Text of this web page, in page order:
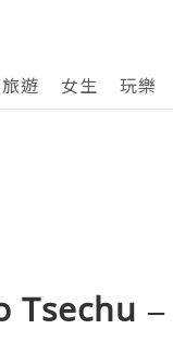
旅遊 女生 玩樂
Tsechu –